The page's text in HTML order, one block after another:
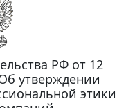
РФ от 12
утверждении
этики